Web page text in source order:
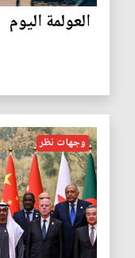
العولمة اليوم
وجهات نظر